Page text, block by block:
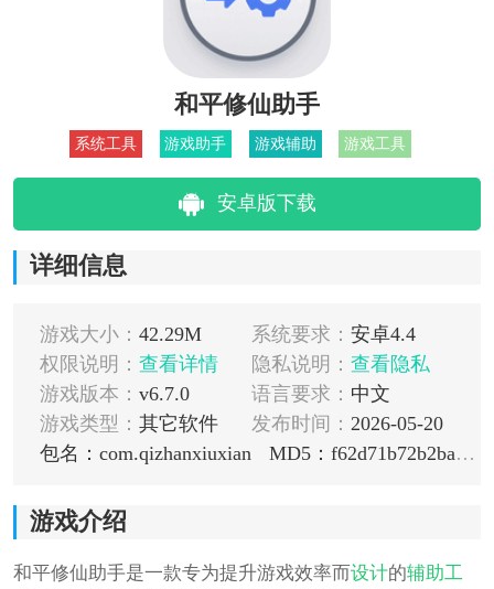
和平修仙助手
系统工具 游戏助手 游戏辅助 游戏工具
安卓版下载
详细信息
游戏大小： 42.29M 系统要求： 安卓4.4
权限说明： 查看详情 隐私说明： 查看隐私
游戏版本： v6.7.0 语言要求： 中文
游戏类型： 其它软件 发布时间： 2026-05-20
包名：com.qizhanxiuxian
MD5：f62d71b72b2ba6f8ed0035a2041ce97f
游戏介绍
和平修仙助手是一款专为提升游戏效率而设计的辅助工